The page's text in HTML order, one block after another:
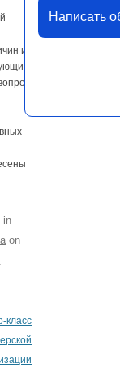
и
in
on
класс
Написать